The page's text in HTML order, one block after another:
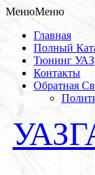
МенюМеню
Главная
Полный
Тюнинг УАЗ
Контакты
Обратная
Запчасти для